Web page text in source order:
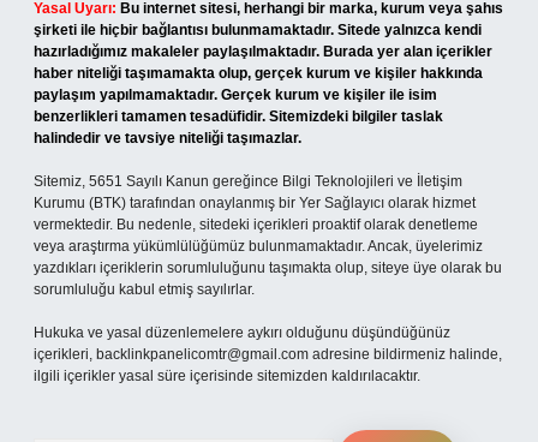
Yasal Uyarı: Bu internet sitesi, herhangi bir marka, kurum veya şahıs
şirketi ile hiçbir bağlantısı bulunmamaktadır. Sitede yalnızca kendi
hazırladığımız makaleler paylaşılmaktadır. Burada yer alan içerikler
haber niteliği taşımamakta olup, gerçek kurum ve kişiler hakkında
paylaşım yapılmamaktadır. Gerçek kurum ve kişiler ile isim
benzerlikleri tamamen tesadüfidir. Sitemizdeki bilgiler taslak
halindedir ve tavsiye niteliği taşımazlar.
Sitemiz, 5651 Sayılı Kanun gereğince Bilgi Teknolojileri ve İletişim
Kurumu (BTK) tarafından onaylanmış bir Yer Sağlayıcı olarak hizmet
vermektedir. Bu nedenle, sitedeki içerikleri proaktif olarak denetleme
veya araştırma yükümlülüğümüz bulunmamaktadır. Ancak, üyelerimiz
yazdıkları içeriklerin sorumluluğunu taşımakta olup, siteye üye olarak bu
sorumluluğu kabul etmiş sayılırlar.
Hukuka ve yasal düzenlemelere aykırı olduğunu düşündüğünüz
içerikleri, backlinkpanelicomtr@gmail.com adresine bildirmeniz halinde,
ilgili içerikler yasal süre içerisinde sitemizden kaldırılacaktır.